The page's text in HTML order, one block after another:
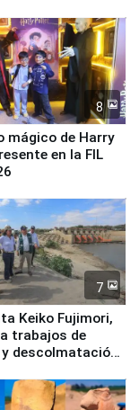
8
mágico de Harry
en la FIL
7
Keiko Fujimori,
trabajos de
y descolmatación